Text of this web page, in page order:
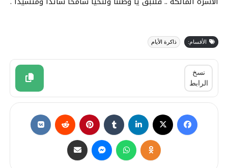
الأقسام: ذاكرة الأيام
نسخ
الرابط